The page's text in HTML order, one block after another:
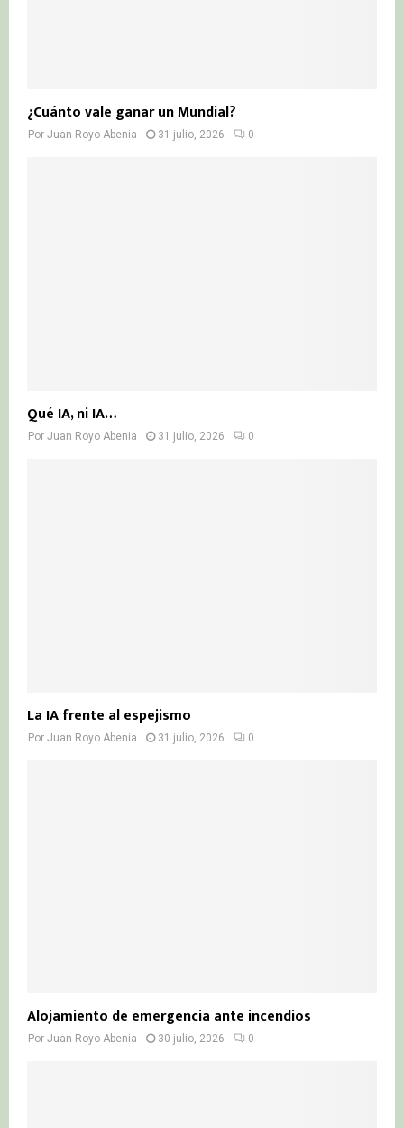
¿Cuánto vale ganar un Mundial?
Por Juan Royo Abenia 31 julio, 2026 0
Qué IA, ni IA…
Por Juan Royo Abenia 31 julio, 2026 0
La IA frente al espejismo
Por Juan Royo Abenia 31 julio, 2026 0
Alojamiento de emergencia ante incendios
Por Juan Royo Abenia 30 julio, 2026 0